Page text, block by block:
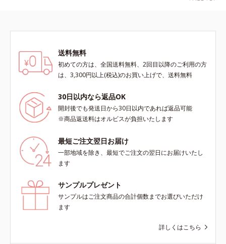
手応えが変わります。お肌の状態に
す。* 乾燥や角質肥厚、キメの乱れ
によるくすみ
送料無料
初めての方は、全国送料無料、2回目以降のご利用の方
は、3,300円以上(税込)のお買い上げで、送料無料
30日以内なら返品OK
開封後でも発送日から30日以内であれば返品可能
※商品返送料はオルビスが負担いたします
最短ご注文翌日お届け
一部地域を除き、最短でご注文の翌日にお届けいたし
ます
サンプルプレゼント
サンプルはご注文商品の合計個数までお選びいただけ
ます
詳しくはこちら